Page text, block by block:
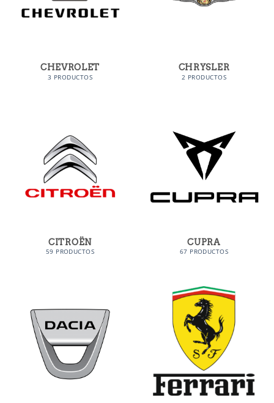
CHEVROLET
3 PRODUCTOS
CHRYSLER
2 PRODUCTOS
CITROËN
59 PRODUCTOS
CUPRA
67 PRODUCTOS